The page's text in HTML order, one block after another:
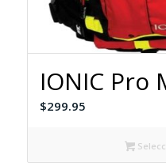
IONIC Pro
$299.95